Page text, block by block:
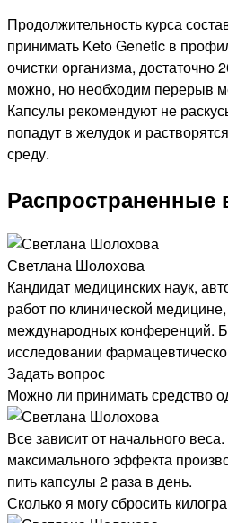
Продолжительность курса
принимать Keto Genetic в
очистки организма, достаточно
можно, но необходим перерыв
Капсулы рекомендуют не
попадут в желудок и
среду.
Распространенные
Светлана Шолохова
Кандидат медицинских наук,
работ по клинической медицине,
международных конференций.
исследовании
Задать вопрос
Можно ли принимать средство
Все зависит от начального
максимального эффекта
пить капсулы 2 раза в день.
Сколько я могу сбросить